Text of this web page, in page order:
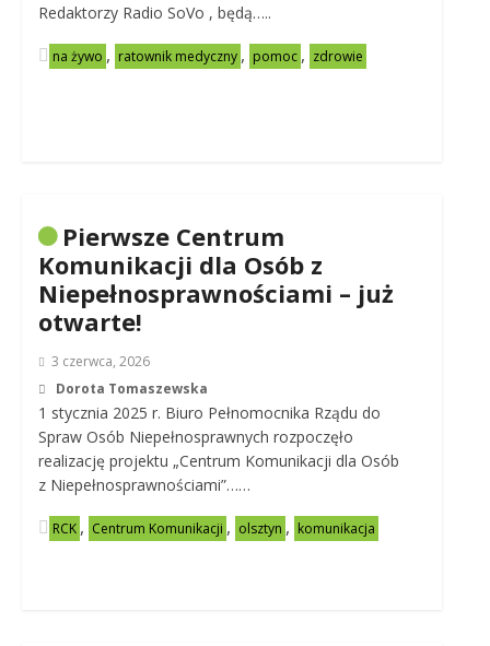
Redaktorzy Radio SoVo , będą…..
na żywo , ratownik medyczny , pomoc , zdrowie
Pierwsze Centrum
Komunikacji dla Osób z
Niepełnosprawnościami – już
otwarte!
3 czerwca, 2026
Dorota Tomaszewska
1 stycznia 2025 r. Biuro Pełnomocnika Rządu do
Spraw Osób Niepełnosprawnych rozpoczęło
realizację projektu „Centrum Komunikacji dla Osób
z Niepełnosprawnościami”……
RCK , Centrum Komunikacji , olsztyn , komunikacja